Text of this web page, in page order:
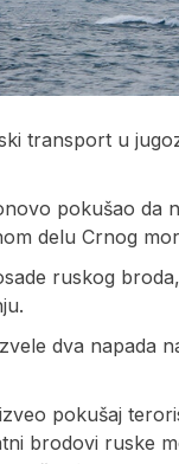
transport u
pokušao da
delu Crnog
ruskog
dva napada
pokušaj
brodovi ruske